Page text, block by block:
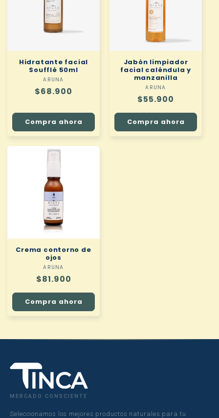
Hidratante facial
Soufflé 50ml
Proveedor:
ARUNA
Precio
$68.900
Compra ahora
Jabón limpiador
facial caléndula y
manzanilla
Proveedor:
ARUNA
Precio
habitual
$55.900
Compra ahora
Crema contorno de
ojos
Proveedor:
ARUNA
Precio
habitual
$81.900
Compra ahora
MERCADO CONSCIENTE
Seleccionamos los mejores productos naturales para tu